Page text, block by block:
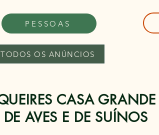
PESSOAS
TODOS OS ANÚNCIOS
CASA
AVES E DE SUÍNOS